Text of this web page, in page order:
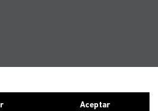
aceptas el uso de ellas. Para más
Aceptar